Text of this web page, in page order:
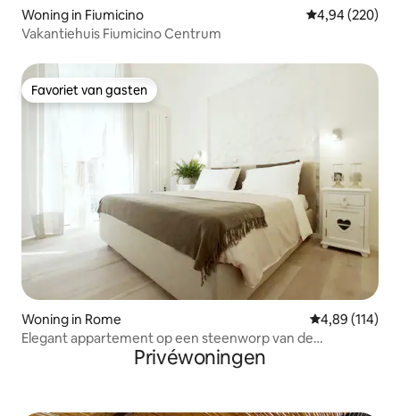
Woning in Fiumicino Gemiddelde
4,94 (220)
Vakantiehuis Fiumicino Centrum
Favoriet van gasten
Favoriet van gasten
Woning in Rome Gemiddelde
4,89 (114)
Elegant appartement op een steenworp van de
Privéwoningen